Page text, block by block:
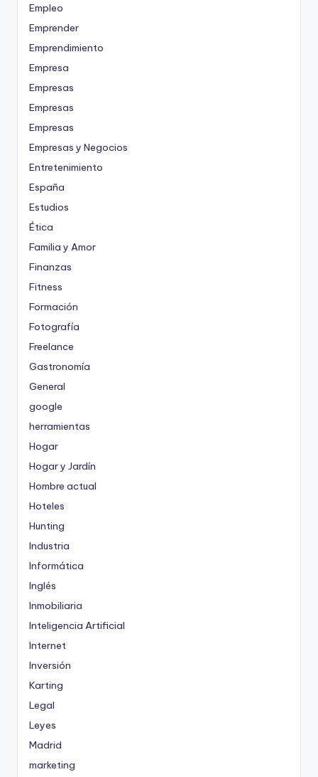
Empleo
Emprender
Emprendimiento
Empresa
Empresas
Empresas
Empresas
Empresas y Negocios
Entretenimiento
España
Estudios
Ética
Familia y Amor
Finanzas
Fitness
Formación
Fotografía
Freelance
Gastronomía
General
google
herramientas
Hogar
Hogar y Jardín
Hombre actual
Hoteles
Hunting
Industria
Informática
Inglés
Inmobiliaria
Inteligencia Artificial
Internet
Inversión
Karting
Legal
Leyes
Madrid
marketing